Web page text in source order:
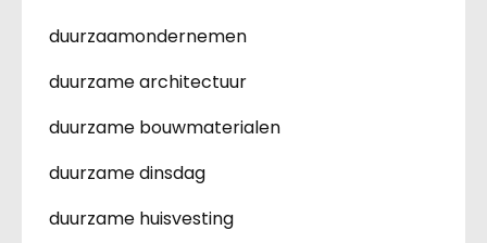
duurzaamondernemen
duurzame architectuur
duurzame bouwmaterialen
duurzame dinsdag
duurzame huisvesting